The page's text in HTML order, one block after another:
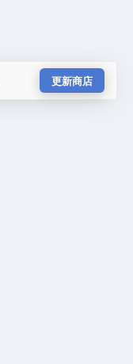
更新商店